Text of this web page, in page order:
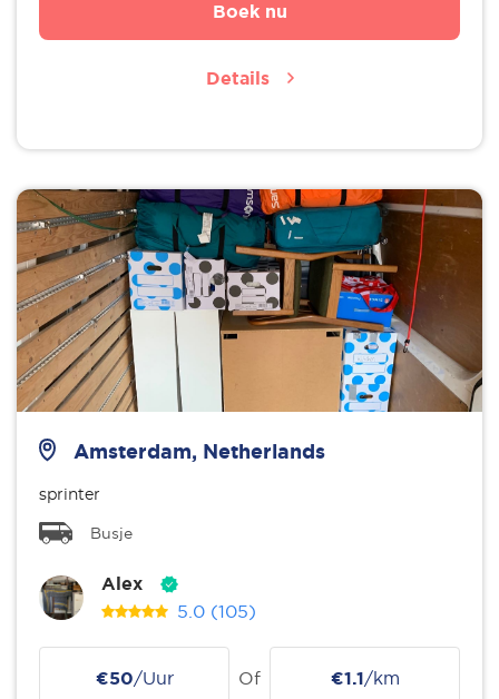
Boek nu
Details
Amsterdam, Netherlands
sprinter
Busje
Alex
5.0 (105)
€50/Uur Of €1.1/km